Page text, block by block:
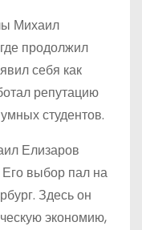
Михаил
продолжил
себя как
репутацию
студентов.
Елизаров
Его выбор пал на
Здесь он
экономию,